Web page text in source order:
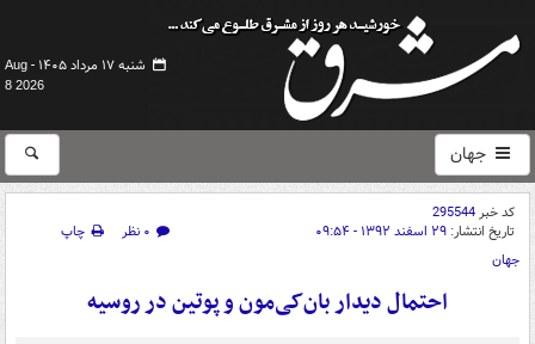
شنبه ۱۷ مرداد ۱۴۰۵ -
Aug
8 2026
جهان
کد خبر295544
تاریخ انتشار: ۲۹ اسفند ۱۳۹۲ - ۰۹:۵۴ ۰ نظر
چاپ
جهان
احتمال دیدار بان‌کی‌مون و پوتین در روسیه